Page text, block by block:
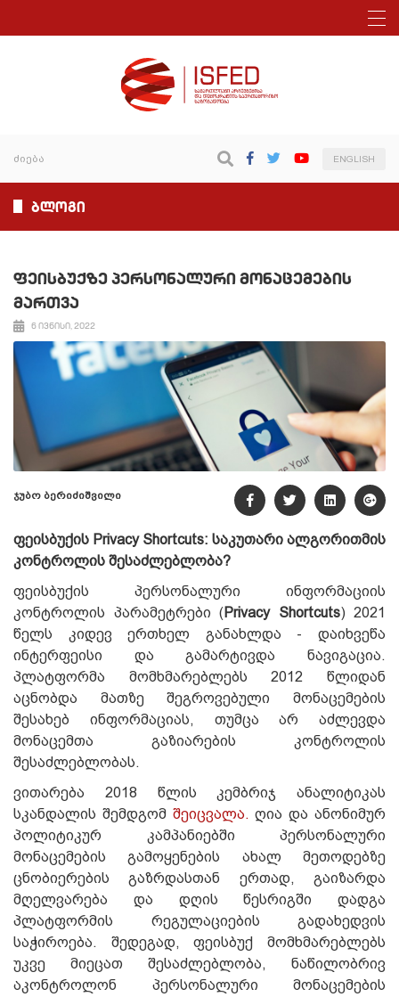
ENGLISH
ბლოგი
ფეისბუქზე პერსონალური მონაცემების
მართვა
6 ივნისი, 2022
ჯუბო ბერიძიშვილი
ფეისბუქის Privacy Shortcuts: საკუთარი ალგორითმის
კონტროლის შესაძლებლობა?
ფეისბუქის პერსონალური ინფორმაციის
კონტროლის პარამეტრები (Privacy Shortcuts) 2021
წელს კიდევ ერთხელ განახლდა - დაიხვეწა
ინტერფეისი და გამარტივდა ნავიგაცია.
პლატფორმა მომხმარებლებს 2012 წლიდან
აცნობდა მათზე შეგროვებული მონაცემების
შესახებ ინფორმაციას, თუმცა არ აძლევდა
მონაცემთა გაზიარების კონტროლის
შესაძლებლობას.
ვითარება 2018 წლის კემბრიჯ ანალიტიკას
სკანდალის შემდგომ შეიცვალა. ღია და ანონიმურ
პოლიტიკურ კამპანიებში პერსონალური
მონაცემების გამოყენების ახალ მეთოდებზე
ცნობიერების გაზრდასთან ერთად, გაიზარდა
მღელვარება და დღის წესრიგში დადგა
პლატფორმის რეგულაციების გადახედვის
საჭიროება. შედეგად, ფეისბუქ მომხმარებლებს
უკვე მიეცათ შესაძლებლობა, ნაწილობრივ
აკონტროლონ პერსონალური მონაცემების